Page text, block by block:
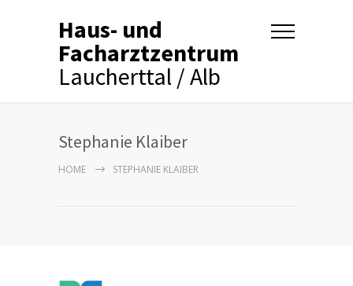
Haus- und
Facharztzentrum
Laucherttal / Alb
Stephanie Klaiber
HOME STEPHANIE KLAIBER